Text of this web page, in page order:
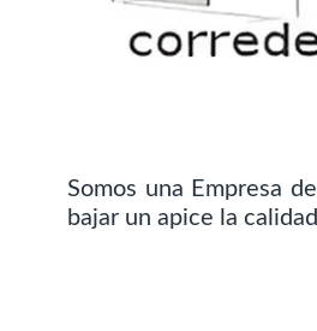
Somos una Empresa
bajar un apice la